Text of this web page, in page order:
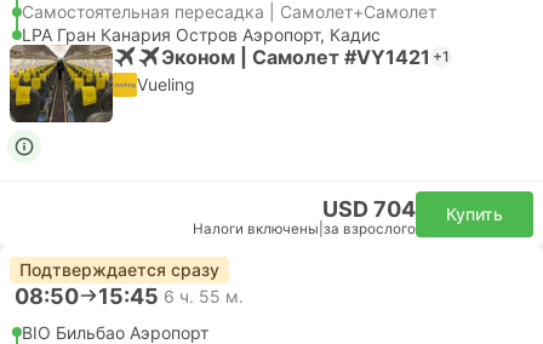
Самостоятельная пересадка | Самолет+Самолет
LPA Гран Канария Остров Аэропорт, Кадис
Эконом | Самолет #VY1421 +1
Vueling
USD 704
Налоги включены за взрослого
Купить
Подтверждается сразу
08:50 15:45 6 ч. 55 м.
BIO Бильбао Аэропорт